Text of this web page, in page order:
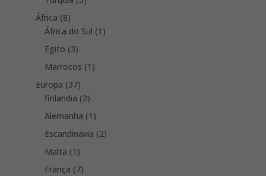
África 88
products
África do Sul 1 1
Egito 33
products
Marrocos 1 1
Europa 3737
products
finlandia 22
products
Alemanha 1 1
product
Escandinavia 22
Malta 1 1
product
França 77